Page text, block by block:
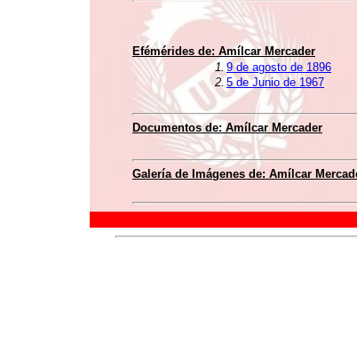
Efémérides de: Amílcar Mercader
1. 9 de agosto de 1896
2. 5 de Junio de 1967
Documentos de:Amílcar Mercader
Galería de Imágenes de: Amílcar